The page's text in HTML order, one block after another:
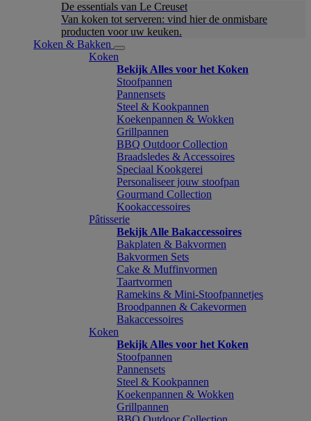
De essentials van Le Creuset
Van koken tot serveren: vind hier de onmisbare
producten voor uw keuken.
Koken & Bakken
Koken
Bekijk Alles voor het Koken
Stoofpannen
Pannensets
Steel & Kookpannen
Koekenpannen & Wokken
Grillpannen
BBQ Outdoor Collection
Braadsledes & Accessoires
Speciaal Kookgerei
Personaliseer jouw stoofpan
Gourmand Collection
Kookaccessoires
Pâtisserie
Bekijk Alle Bakaccessoires
Bakplaten & Bakvormen
Bakvormen Sets
Cake & Muffinvormen
Taartvormen
Ramekins & Mini-Stoofpannetjes
Broodpannen & Cakevormen
Bakaccessoires
Koken
Bekijk Alles voor het Koken
Stoofpannen
Pannensets
Steel & Kookpannen
Koekenpannen & Wokken
Grillpannen